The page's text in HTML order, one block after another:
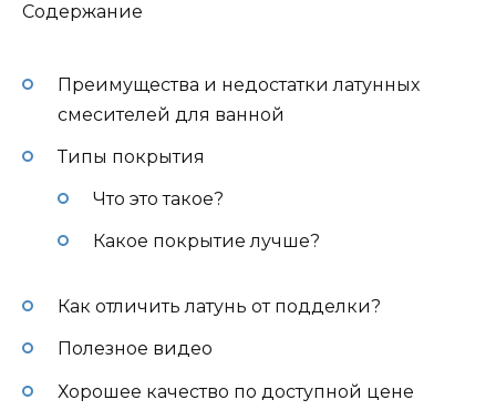
Содержание
Преимущества и недостатки латунных
смесителей для ванной
Типы покрытия
Что это такое?
Какое покрытие лучше?
Как отличить латунь от подделки?
Полезное видео
Хорошее качество по доступной цене